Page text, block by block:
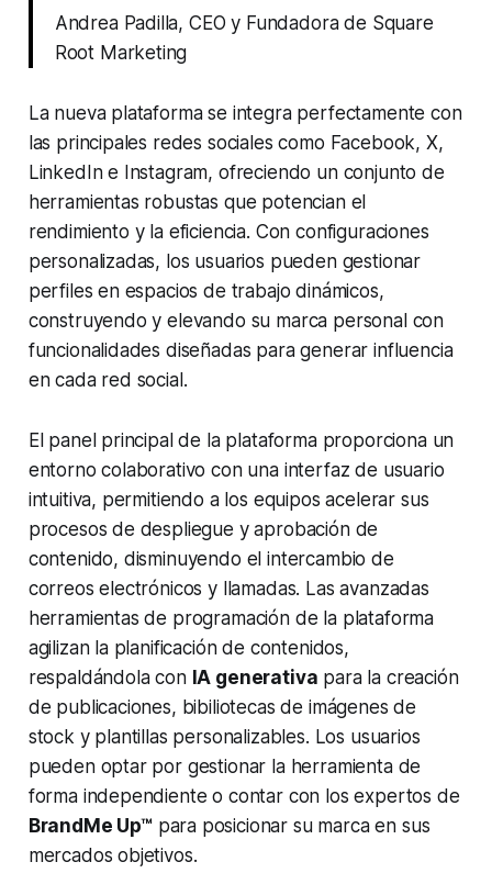
Andrea Padilla, CEO y Fundadora de Square
Root Marketing
La nueva plataforma se integra perfectamente con
las principales redes sociales como Facebook, X,
LinkedIn e Instagram, ofreciendo un conjunto de
herramientas robustas que potencian el
rendimiento y la eficiencia. Con configuraciones
personalizadas, los usuarios pueden gestionar
perfiles en espacios de trabajo dinámicos,
construyendo y elevando su marca personal con
funcionalidades diseñadas para generar influencia
en cada red social.
El panel principal de la plataforma proporciona un
entorno colaborativo con una interfaz de usuario
intuitiva, permitiendo a los equipos acelerar sus
procesos de despliegue y aprobación de
contenido, disminuyendo el intercambio de
correos electrónicos y llamadas. Las avanzadas
herramientas de programación de la plataforma
agilizan la planificación de contenidos,
respaldándola con IA generativa para la creación
de publicaciones, bibiliotecas de imágenes de
stock y plantillas personalizables. Los usuarios
pueden optar por gestionar la herramienta de
forma independiente o contar con los expertos de
BrandMe Up™para posicionar su marca en sus
mercados objetivos.